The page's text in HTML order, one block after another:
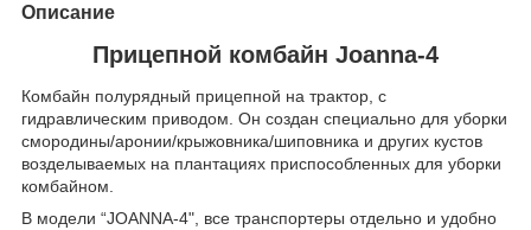
Описание
Прицепной комбайн Joanna-4
Комбайн полурядный прицепной на трактор, с
гидравлическим приводом. Он создан специально для уборки
смородины/аронии/крыжовника/шиповника и других кустов
возделываемых на плантациях приспособленных для уборки
комбайном.
В модели “JOANNA-4", все транспортеры отдельно и удобно